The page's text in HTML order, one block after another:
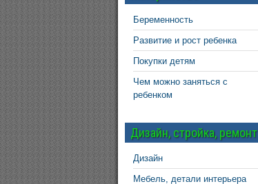
Беременность
Развитие и рост ребенка
Покупки детям
Чем можно заняться с
ребенком
Дизайн, стройка, ремонт
Дизайн
Мебель, детали интерьера